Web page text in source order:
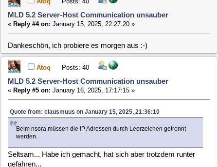
aktiviere...
clausmuus Posts: 21462
MLD 5.2 Server-Host Communication unsauber
«Reply #6 on:January 16, 2025, 17:22:16 »
Ich meine das Setup im Webif. Das kannst Du auch über
einen Browser aufrufen, wenn Du den Namen oder die IP des
Dort lässt sich unter "Anzeige" (oder so ähnlich) der
Bildschirm Konfigurieren, und unter "Ton" der Audio Ausgang
auswählen.
Atoq Posts: 40
MLD 5.2 Server-Host Communication unsauber
Reply #7 on:
Okay, ich habe mittels webif unter System - Konfiguration -
XOrg den Hauptbildschirm auf HDMI umgestellt und den Ton